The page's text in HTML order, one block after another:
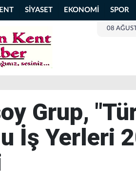
SİYASET EKONOMİ SPOR
08
Grup,
İş Yerleri